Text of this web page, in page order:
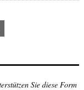
Sie diese Form